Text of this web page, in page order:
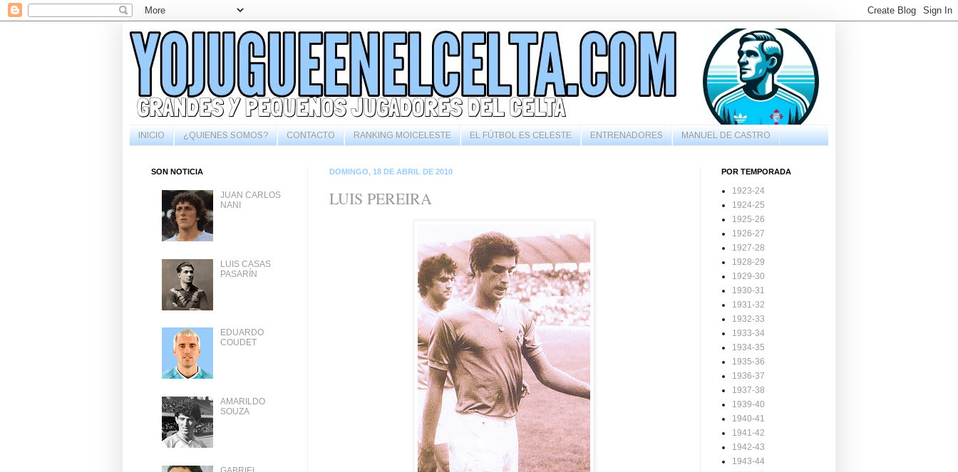
INICIO ¿QUIENES SOMOS? CONTACTO RANKING MOICELESTE EL FÚTBOL ES CELESTE ENTRENADORES MANUEL DE CASTRO
DOMINGO, 18 DE ABRIL DE 2010
LUIS PEREIRA
SON NOTICIA
JUAN CARLOS
NANI
LUIS CASAS
PASARÍN
EDUARDO
COUDET
AMARILDO
SOUZA
POR TEMPORADA
1923-24
1924-25
1925-26
1926-27
1927-28
1928-29
1929-30
1930-31
1931-32
1932-33
1933-34
1934-35
1935-36
1936-37
1937-38
1939-40
1940-41
1941-42
1942-43
1943-44